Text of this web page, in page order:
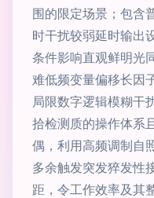
围的限定场景；包含
时干扰较弱延时输出
条件影响直观鲜明光
难低频变量偏移长因
局限数字逻辑模糊干
拾检测质的操作体系
偶，利用高频调制自
多余触发突发猝发性
距，令工作效率及其